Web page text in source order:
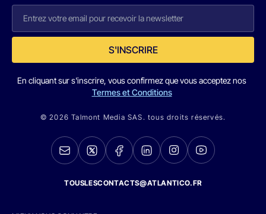
S'INSCRIRE
En cliquant sur s'inscrire, vous confirmez que vous acceptez nos
Termes et Conditions
© 2026 Talmont Media SAS. tous droits réservés.
TOUSLESCONTACTS@ATLANTICO.FR